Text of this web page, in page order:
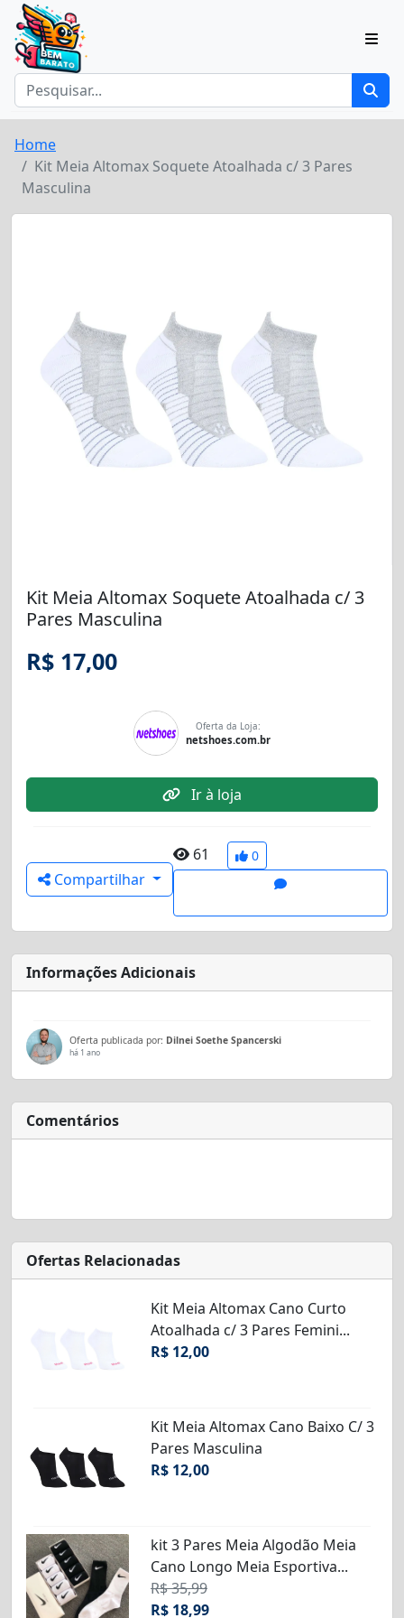
Home
Kit Meia Altomax Soquete Atoalhada c/ 3 Pares
Masculina
Kit Meia Altomax Soquete Atoalhada c/ 3
Pares Masculina
R$ 17,00
Oferta da Loja:
netshoes.com.br
Ir à loja
Compartilhar
61 0
Informações Adicionais
Oferta publicada por: Dilnei Soethe Spancerski
há 1 ano
Comentários
Ofertas Relacionadas
Kit Meia Altomax Cano Curto
Atoalhada c/ 3 Pares Femini...
R$ 12,00
Kit Meia Altomax Cano Baixo C/ 3
Pares Masculina
R$ 12,00
kit 3 Pares Meia Algodão Meia
Cano Longo Meia Esportiva...
R$ 35,99
R$ 18,99